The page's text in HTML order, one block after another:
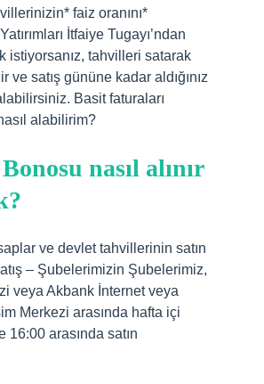
faiz oranını*
İtfaiye Tugayı’ndan
istiyorsanız, tahvilleri satarak
ve satış gününe kadar aldığınız
Basit faturaları
alabilirim?
nasıl alınır
ve devlet tahvillerinin satın
– Şubelerimizin Şubelerimiz,
veya Akbank İnternet veya
Merkezi arasında hafta içi
16:00 arasında satın